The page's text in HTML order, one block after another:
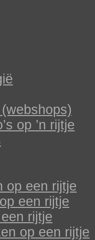
(webshops)
op ’n rijtje
op een rijtje
een rijtje
rijtje
op een rijtje